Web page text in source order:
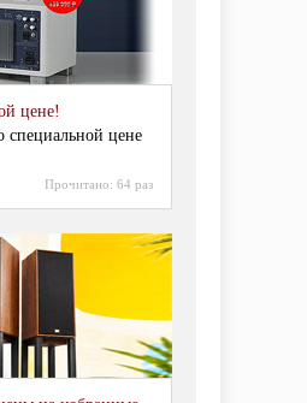
цене!
специальной цене
Прочитано: 64 раз